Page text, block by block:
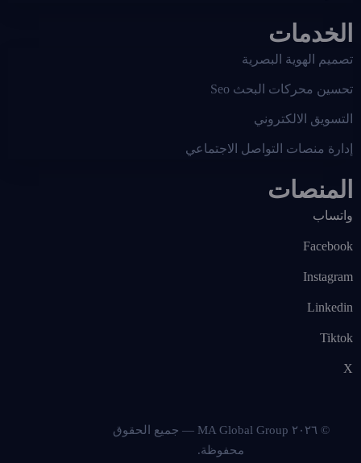
الخدمات
تصميم الهوية البصرية
تحسين محركات البحث Seo
التسويق الالكتروني
إدارة منصات التواصل الاجتماعي
المنصات
واتساب
Facebook
Instagram
Linkedin
Tiktok
X
© ٢٠٢٦ MA Global Group — جميع الحقوق
محفوظة.